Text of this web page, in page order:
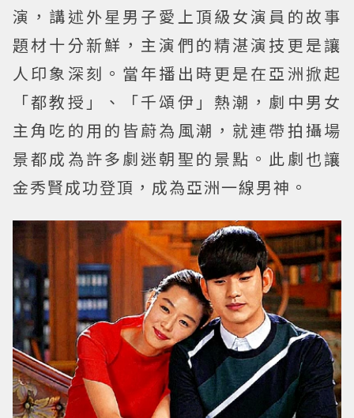
演，講述外星男子愛上頂級女演員的故事
題材十分新鮮，主演們的精湛演技更是讓
人印象深刻。當年播出時更是在亞洲掀起
「都教授」、「千頌伊」熱潮，劇中男女
主角吃的用的皆蔚為風潮，就連帶拍攝場
景都成為許多劇迷朝聖的景點。此劇也讓
金秀賢成功登頂，成為亞洲一線男神。